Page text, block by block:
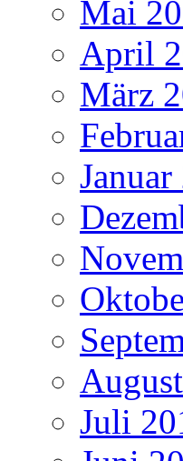
Mai
April
März
Juli